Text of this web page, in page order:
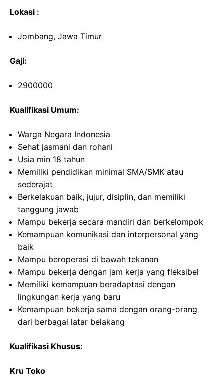
Lokasi :
Jombang, Jawa Timur
Gaji:
2900000
Kualifikasi Umum:
Warga Negara Indonesia
Sehat jasmani dan rohani
Usia min 18 tahun
Memiliki pendidikan minimal SMA/SMK atau
sederajat
Berkelakuan baik, jujur, disiplin, dan memiliki
tanggung jawab
Mampu bekerja secara mandiri dan berkelompok
Kemampuan komunikasi dan interpersonal yang
baik
Mampu beroperasi di bawah tekanan
Mampu bekerja dengan jam kerja yang fleksibel
Memiliki kemampuan beradaptasi dengan
lingkungan kerja yang baru
Kemampuan bekerja sama dengan orang-orang
dari berbagai latar belakang
Kualifikasi Khusus:
Kru Toko